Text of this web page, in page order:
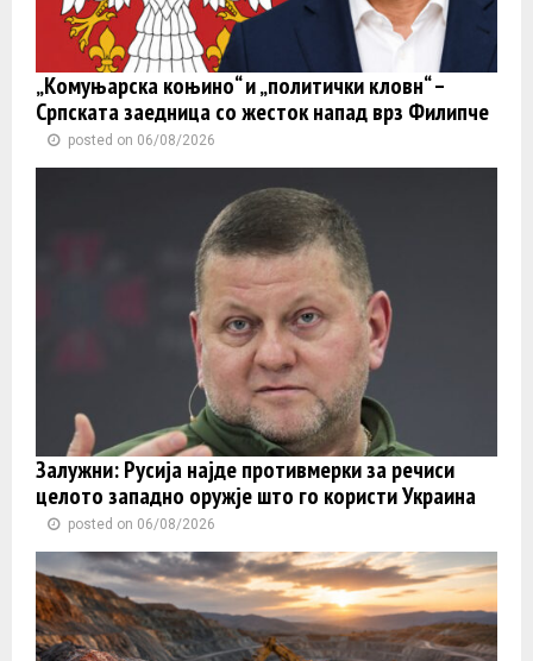
„Комуњарска коњино“ и „политички кловн“ –
Српската заедница со жесток напад врз Филипче
posted on 06/08/2026
Залужни: Русија најде противмерки за речиси
целото западно оружје што го користи Украина
posted on 06/08/2026